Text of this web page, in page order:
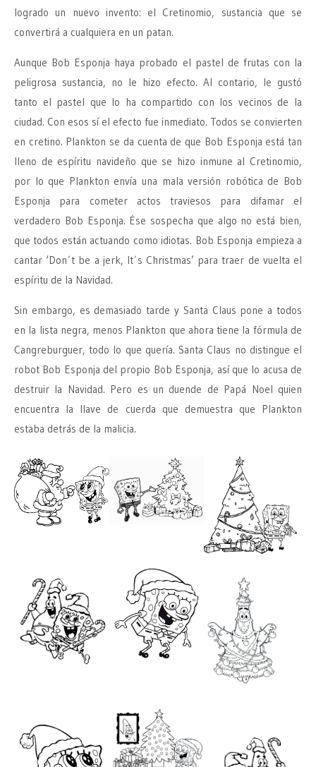
logrado un nuevo invento: el Cretinomio, sustancia que se
convertirá a cualquiera en un patan.
Aunque Bob Esponja haya probado el pastel de frutas con la
peligrosa sustancia, no le hizo efecto. Al contario, le gustó
tanto el pastel que lo ha compartido con los vecinos de la
ciudad. Con esos sí el efecto fue inmediato. Todos se convierten
en cretino. Plankton se da cuenta de que Bob Esponja está tan
lleno de espíritu navideño que se hizo inmune al Cretinomio,
por lo que Plankton envía una mala versión robótica de Bob
Esponja para cometer actos traviesos para difamar el
verdadero Bob Esponja. Ése sospecha que algo no está bien,
que todos están actuando como idiotas. Bob Esponja empieza a
cantar ‘Don´t be a jerk, It´s Christmas’ para traer de vuelta el
espíritu de la Navidad.
Sin embargo, es demasiado tarde y Santa Claus pone a todos
en la lista negra, menos Plankton que ahora tiene la fórmula de
Cangreburguer, todo lo que quería. Santa Claus no distingue el
robot Bob Esponja del propio Bob Esponja, así que lo acusa de
destruir la Navidad. Pero es un duende de Papá Noel quien
encuentra la llave de cuerda que demuestra que Plankton
estaba detrás de la malicia.